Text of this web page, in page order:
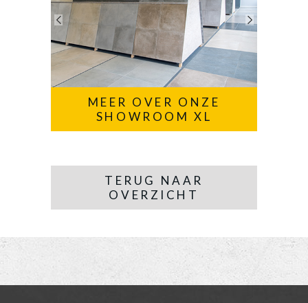
MEER OVER ONZE
SHOWROOM XL
TERUG NAAR
OVERZICHT